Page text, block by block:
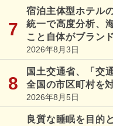
宿泊主体型ホテル
統一で高度分析、
こと自体がブラン
2026年8月3日
国土交通省、「交
全国の市区町村を
2026年8月5日
良質な睡眠を目的